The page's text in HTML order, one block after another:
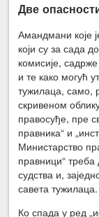
Две
Амандмани које
који су за сада
комисије,
и те како могућ
тужилаца, само,
скривеном
правосуђе, пре
правника“ и
Министарство
правници“
судства и,
савета тужилаца.
Ко спада у ред